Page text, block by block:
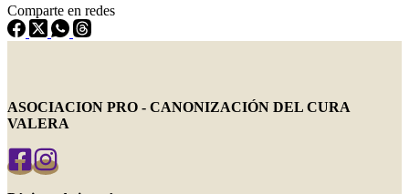
Comparte en redes
ASOCIACION PRO - CANONIZACIÓN DEL CURA
VALERA